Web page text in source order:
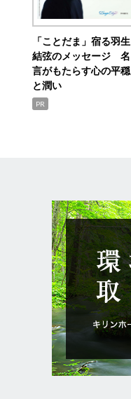
「ことだま」宿る羽生
結弦のメッセージ 名
言がもたらす心の平穏
と潤い
PR